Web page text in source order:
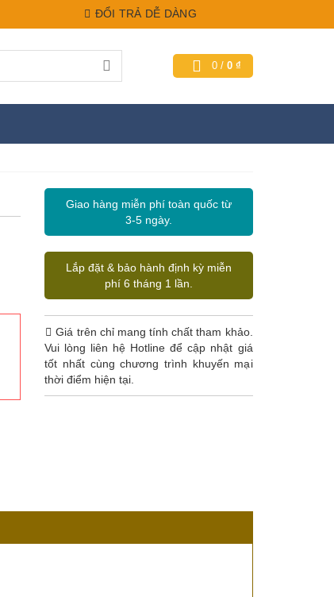
ĐỔI TRẢ DỄ DÀNG
0 / 0 ₫
Giao hàng miễn phí toàn quốc từ
3-5 ngày.
Lắp đặt & bảo hành định kỳ miễn
phí 6 tháng 1 lần.
Giá trên chỉ mang tính chất tham khảo.
Vui lòng liên hệ Hotline để cập nhật giá
tốt nhất cùng chương trình khuyến mại
thời điểm hiện tại.